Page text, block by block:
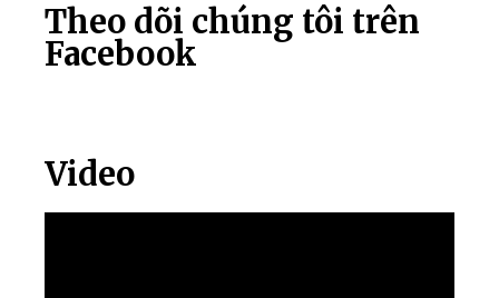
Theo dõi chúng tôi trên
Facebook
Video